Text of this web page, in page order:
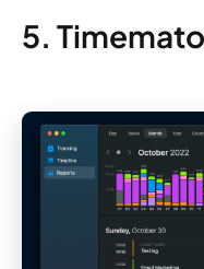
5.